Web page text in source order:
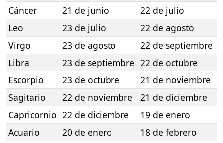
Cáncer
21 de junio
22 de julio
Leo
23 de julio
22 de agosto
Virgo
23 de agosto
22 de septiembre
Libra
23 de septiembre 22 de octubre
Escorpio
23 de octubre
21 de noviembre
Sagitario
22 de noviembre
21 de diciembre
Capricornio 22 de diciembre
19 de enero
Acuario
20 de enero
18 de febrero